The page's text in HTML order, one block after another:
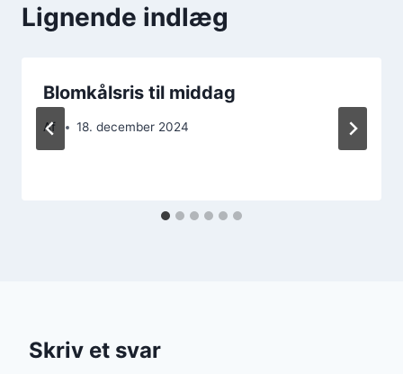
Lignende indlæg
Blomkålsris til middag
Af 18. december 2024
Skriv et svar